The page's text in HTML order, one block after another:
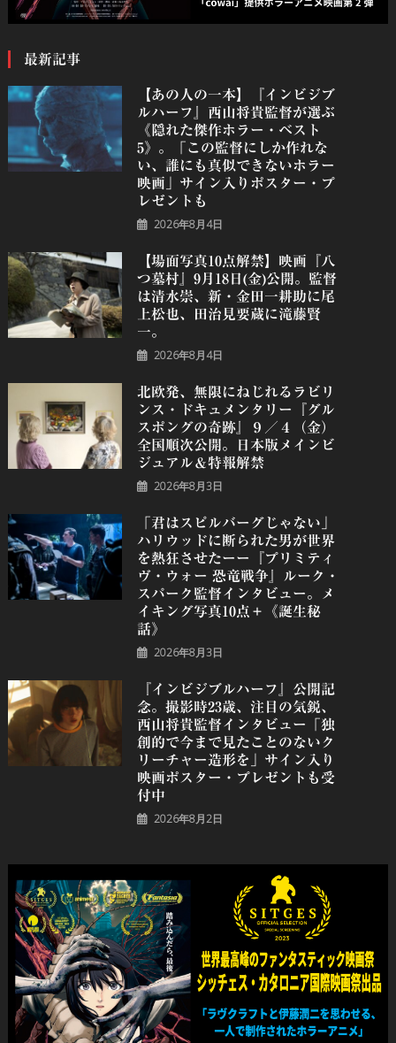
最新記事
【あの人の一本】『インビジブ
ルハーフ』⻄⼭将貴監督が選ぶ
《隠れた傑作ホラー・ベスト
5》。「この監督にしか作れな
い、誰にも真似できないホラー
映画」サイン入りポスター・プ
レゼントも
2026年8月4日
【場面写真10点解禁】映画『八
つ墓村』9月18日(金)公開。監督
は清水崇、新・金田一耕助に尾
上松也、田治見要蔵に滝藤賢
一。
2026年8月4日
北欧発、無限にねじれるラビリ
ンス・ドキュメンタリー『グル
スポングの奇跡』９／４（金）
全国順次公開。日本版メインビ
ジュアル＆特報解禁
2026年8月3日
「君はスピルバーグじゃない」
ハリウッドに断られた男が世界
を熱狂させたーー『プリミティ
ヴ・ウォー 恐⻯戦争』ルーク・
スパーク監督インタビュー。メ
イキング写真10点＋《誕⽣秘
話》
2026年8月3日
『インビジブルハーフ』公開記
念。撮影時23歳、注目の気鋭、
⻄⼭将貴監督インタビュー「独
創的で今まで見たことのないク
リーチャー造形を」サイン入り
映画ポスター・プレゼントも受
付中
2026年8月2日